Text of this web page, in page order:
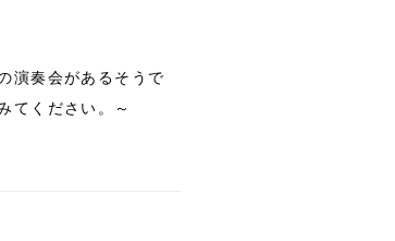
演奏会があるそうで
てください。～